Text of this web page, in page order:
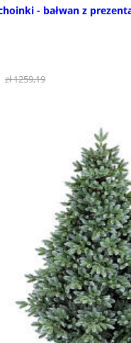
- bałwan z
zł 1259,19